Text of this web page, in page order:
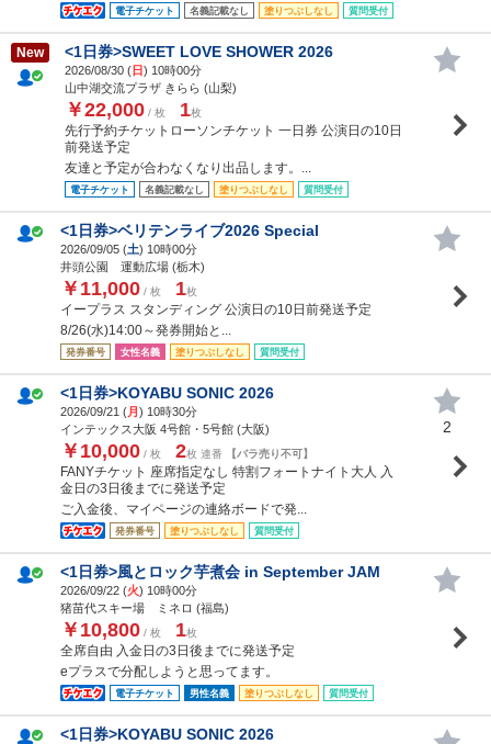
電子チケット 名義記載なし 塗りつぶしなし 質問受付
New <1日券>SWEET LOVE SHOWER 2026
2026/08/30 (日) 10時00分
山中湖交流プラザ きらら (山梨)
￥22,000 / 枚 1枚
先行予約チケットローソンチケット 一日券 公演日の10日
前発送予定
友達と予定が合わなくなり出品します。...
電子チケット 名義記載なし 塗りつぶしなし 質問受付
<1日券>ベリテンライブ2026 Special
2026/09/05 (土) 10時00分
井頭公園 運動広場 (栃木)
￥11,000 / 枚 1枚
イープラス スタンディング 公演日の10日前発送予定
8/26(水)14:00～発券開始と...
発券番号 女性名義 塗りつぶしなし 質問受付
<1日券>KOYABU SONIC 2026
2026/09/21 (月) 10時30分
インテックス大阪 4号館・5号館 (大阪)
￥10,000 / 枚 2枚 連番 【バラ売り不可】
FANYチケット 座席指定なし 特割フォートナイト大人 入
金日の3日後までに発送予定
ご入金後、マイページの連絡ボードで発...
発券番号 塗りつぶしなし 質問受付
2
<1日券>風とロック芋煮会 in September JAM
2026/09/22 (火) 10時00分
猪苗代スキー場 ミネロ (福島)
￥10,800 / 枚 1枚
全席自由 入金日の3日後までに発送予定
eプラスで分配しようと思ってます。
電子チケット 男性名義 塗りつぶしなし 質問受付
<1日券>KOYABU SONIC 2026